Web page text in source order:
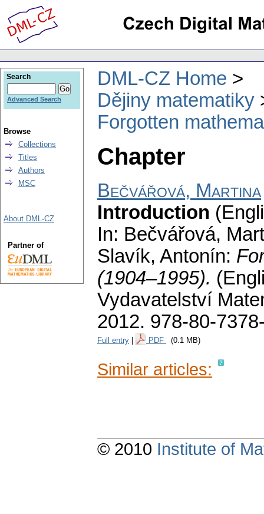
DML-CZ Home
Dějiny matematiky
Forgotten
Chapter
Bečvářová, Martina
Introduction
In: Bečvářová,
Slavík, Antonín:
(1904–1995).
Vydavatelství
2012. 978-80-
Full entry PDF (0.1 MB)
Similar articles:
Search
Advanced Search
Browse
Collections
Titles
Authors
MSC
About DML-CZ
Partner of
© 2010 Institute of